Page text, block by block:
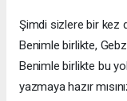
Şimdi sizlere bir kez
Benimle birlikte,
Benimle birlikte bu
yazmaya hazır